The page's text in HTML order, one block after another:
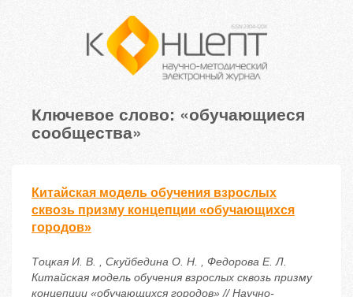
Ключевое слово: «обучающиеся
сообщества»
Китайская модель обучения взрослых
сквозь призму концепции «обучающихся
городов»
Тоцкая И. В. , Скуйбедина О. Н. , Федорова Е. Л.
Китайская модель обучения взрослых сквозь призму
концепции «обучающихся городов» // Научно-